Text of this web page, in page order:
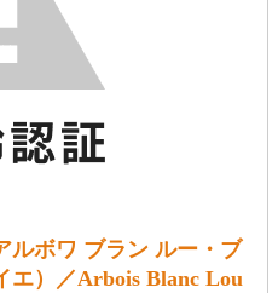
ルボワ ブラン ルー・ブ
エ）／Arbois Blanc Lou